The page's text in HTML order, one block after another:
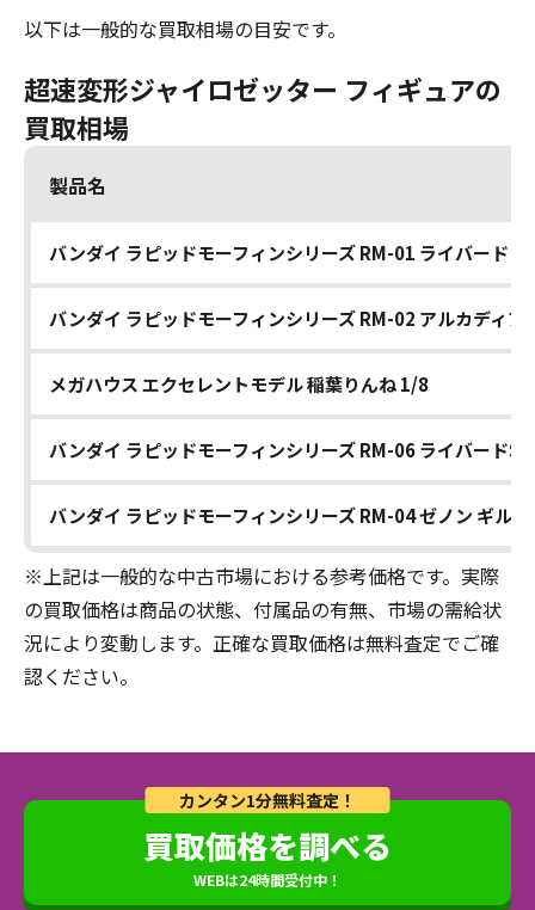
以下は一般的な買取相場の目安です。
超速変形ジャイロゼッター フィギュアの
買取相場
製品名
バンダイ ラピッドモーフィンシリーズ RM-01 ライバード
バンダイ ラピッドモーフィンシリーズ RM-02 アルカディア
メガハウス エクセレントモデル 稲葉りんね 1/8
バンダイ ラピッドモーフィンシリーズ RM-06 ライバードSE
バンダイ ラピッドモーフィンシリーズ RM-04 ゼノン ギル
※上記は一般的な中古市場における参考価格です。実際
の買取価格は商品の状態、付属品の有無、市場の需給状
況により変動します。正確な買取価格は無料査定でご確
認ください。
カンタン1分無料査定！
買取価格を調べる
WEBは24時間受付中！